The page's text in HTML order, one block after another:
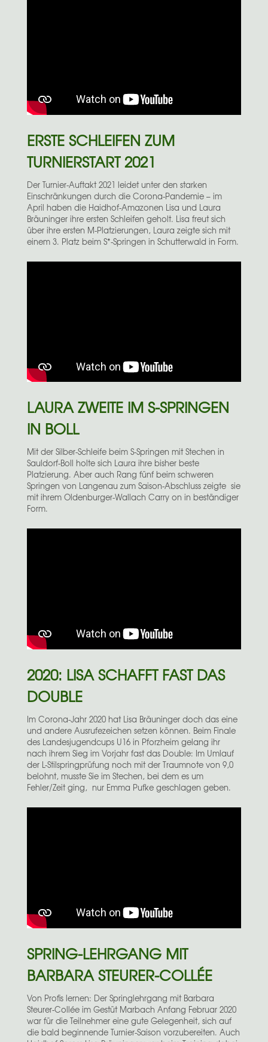
ERSTE SCHLEIFEN ZUM
TURNIERSTART 2021
Der Turnier-Auftakt 2021 leidet unter den starken
Einschränkungen durch die Corona-Pandemie – im
April haben die Haidhof-Amazonen Lisa und Laura
Bräuninger ihre ersten Schleifen geholt. Lisa freut sich
über ihre ersten M-Platzierungen, Laura zeigte sich mit
einem 3. Platz beim S*-Springen in Schutterwald in Form.
LAURA ZWEITE IM S-SPRINGEN
IN BOLL
Mit der Silber-Schleife beim S-Springen mit Stechen in
Sauldorf-Boll holte sich Laura ihre bisher beste
Platzierung. Aber auch Rang fünf beim schweren
Springen von Langenau zum Saison-Abschluss zeigte sie
mit ihrem Oldenburger-Wallach Carry on in beständiger
Form.
2020: LISA SCHAFFT FAST DAS
DOUBLE
Im Corona-Jahr 2020 hat Lisa Bräuninger doch das eine
und andere Ausrufezeichen setzen können. Beim Finale
des Landesjugendcups U16 in Pforzheim gelang ihr
nach ihrem Sieg im Vorjahr fast das Double: Im Umlauf
der L-Stilspringprüfung noch mit der Traumnote von 9,0
belohnt, musste Sie im Stechen, bei dem es um
Fehler/Zeit ging, nur Emma Pufke geschlagen geben.
SPRING-LEHRGANG MIT
BARBARA STEURER-COLLÉE
Von Profis lernen: Der Springlehrgang mit Barbara
Steurer-Collée im Gestüt Marbach Anfang Februar 2020
war für die Teilnehmer eine gute Gelegenheit, sich auf
die bald beginnende Turnier-Saison vorzubereiten. Auch